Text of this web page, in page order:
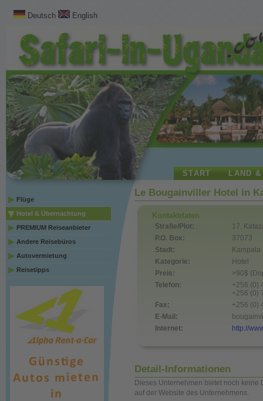
Deutsch English
START LAND
Flüge
Hotel & Übernachtung
PREMIUM Reiseanbieter
Andere Reisebüros
Autovermietung
Reisetipps
Le Bougainviller Hotel in
Kontaktdaten
Straße/Plot:
17,
P.O. Box:
37073
Stadt:
Kampala
Kategorie:
Hotel
Preis:
>90$
Telefon:
+256 (0)
+256 (0)
Fax:
+256 (0)
E-Mail:
Internet:
http://
Detail-Informationen
Dieses Unternehmen bietet noch
auf der Website des Unternehmens.